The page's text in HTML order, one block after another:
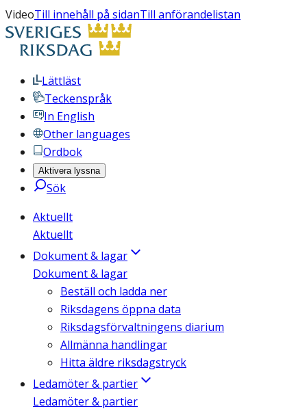
VideoTill innehåll på sidanTill anförandelistan
Lättläst
Teckenspråk
In English
Other languages
Ordbok
Aktivera lyssna
Sök
Aktuellt
Aktuellt
Dokument & lagar
Dokument & lagar
Beställ och ladda ner
Riksdagens öppna data
Riksdagsförvaltningens diarium
Allmänna handlingar
Hitta äldre riksdagstryck
Ledamöter & partier
Ledamöter & partier